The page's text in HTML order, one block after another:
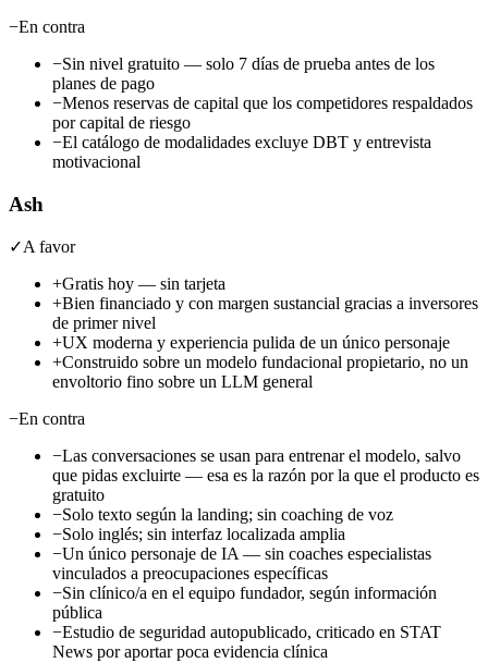
−En contra
−Sin nivel gratuito — solo 7 días de prueba antes de los
planes de pago
−Menos reservas de capital que los competidores respaldados
por capital de riesgo
−El catálogo de modalidades excluye DBT y entrevista
motivacional
Ash
✓A favor
+Gratis hoy — sin tarjeta
+Bien financiado y con margen sustancial gracias a inversores
de primer nivel
+UX moderna y experiencia pulida de un único personaje
+Construido sobre un modelo fundacional propietario, no un
envoltorio fino sobre un LLM general
−En contra
−Las conversaciones se usan para entrenar el modelo, salvo
que pidas excluirte — esa es la razón por la que el producto es
gratuito
−Solo texto según la landing; sin coaching de voz
−Solo inglés; sin interfaz localizada amplia
−Un único personaje de IA — sin coaches especialistas
vinculados a preocupaciones específicas
−Sin clínico/a en el equipo fundador, según información
pública
−Estudio de seguridad autopublicado, criticado en STAT
News por aportar poca evidencia clínica